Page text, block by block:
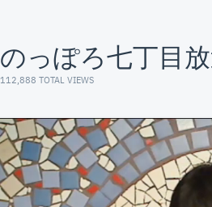
のっぽろ七丁目
112,888 TOTAL VIEWS